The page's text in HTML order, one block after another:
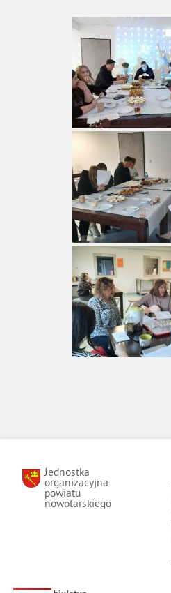
Jednostka
organizacyjna
powiatu
nowotarskiego